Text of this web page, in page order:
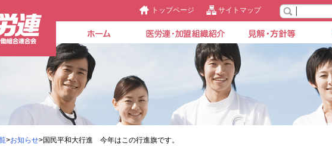
トップページ サイトマップ
>お知らせ>国民平和大行進 今年はこの行進旗です。